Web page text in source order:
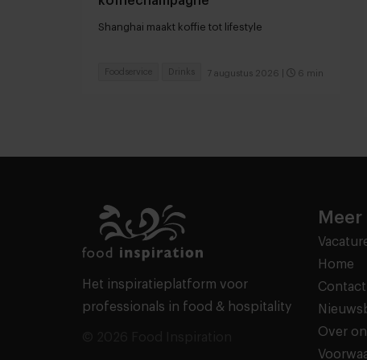
Shanghai maakt koffie tot lifestyle
7 augustus 2026 6 min
Foodservice Drinks
Het inspiratieplatform voor
professionals in food & hospitality
Home
Contact
Over